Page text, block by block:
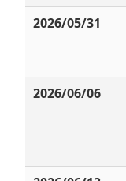
2026/05/31
2026/06/06